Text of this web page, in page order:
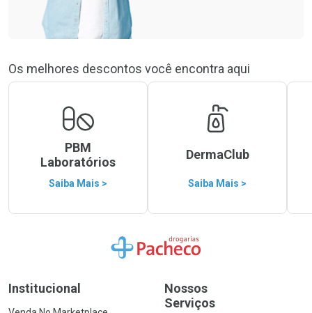
Os melhores descontos você encontra aqui
PBM
Laboratórios
Saiba Mais >
DermaClub
Saiba Mais >
Ir para a Home
Institucional
Nossos
Serviços